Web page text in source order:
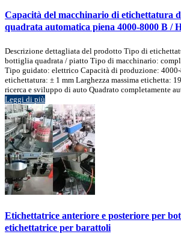
Capacità del macchinario di etichettatura
quadrata automatica piena 4000-8000 B /
Descrizione dettagliata del prodotto Tipo di
bottiglia quadrata / piatto Tipo di macchinario:
Tipo guidato: elettrico Capacità di produzione:
etichettatura: ± 1 mm Larghezza massima etichetta:
ricerca e sviluppo di auto Quadrato completamente
Leggi di più
Etichettatrice anteriore e posteriore per
etichettatrice per barattoli